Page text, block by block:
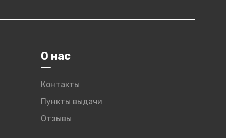
О нас
Контакты
Пункты выдачи
Отзывы